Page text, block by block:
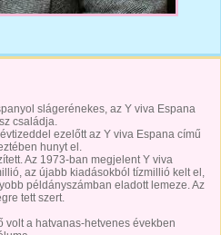
slágerénekes, az Y viva Espana
családja.
ezelőtt az Y viva Espana című
hunyt el.
Az 1973-ban megjelent Y viva
az újabb kiadásokból tízmillió kelt el,
példányszámban eladott lemeze. Az
tett szert.
volt a hatvanas-hetvenes években